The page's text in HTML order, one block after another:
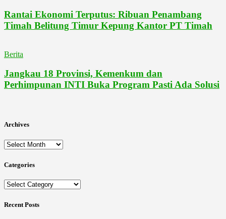
Rantai Ekonomi Terputus: Ribuan Penambang
Timah Belitung Timur Kepung Kantor PT Timah
Berita
Jangkau 18 Provinsi, Kemenkum dan
Perhimpunan INTI Buka Program Pasti Ada Solusi
Archives
Archives
Categories
Categories
Recent Posts